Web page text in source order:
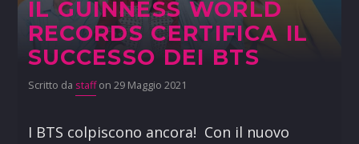
IL GUINNESS WORLD
RECORDS CERTIFICA IL
SUCCESSO DEI BTS
Scritto da staffon 29 Maggio 2021
I BTS colpiscono ancora! Con il nuovo